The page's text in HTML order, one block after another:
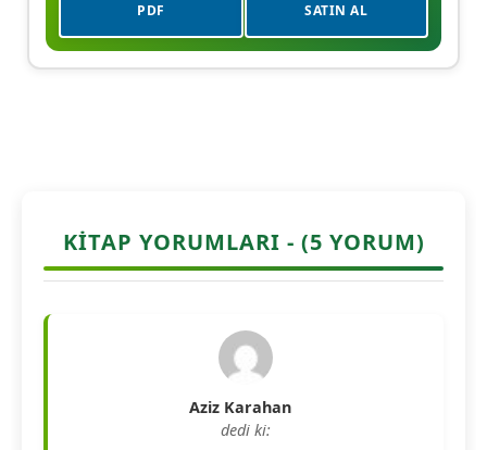
PDF SATIN AL
KITAP YORUMLARI - (5 YORUM)
Aziz Karahan
dedi ki: